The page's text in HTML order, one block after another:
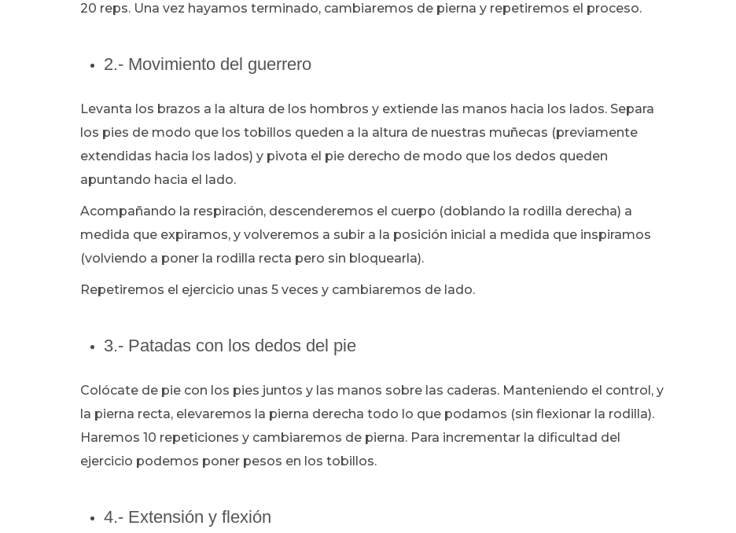
20 reps. Una vez hayamos terminado, cambiaremos de pierna y repetiremos el proceso.
2.- Movimiento del guerrero
Levanta los brazos a la altura de los hombros y extiende las manos hacia los lados. Separa
los pies de modo que los tobillos queden a la altura de nuestras muñecas (previamente
extendidas hacia los lados) y pivota el pie derecho de modo que los dedos queden
apuntando hacia el lado.
Acompañando la respiración, descenderemos el cuerpo (doblando la rodilla derecha) a
medida que expiramos, y volveremos a subir a la posición inicial a medida que inspiramos
(volviendo a poner la rodilla recta pero sin bloquearla).
Repetiremos el ejercicio unas 5 veces y cambiaremos de lado.
3.- Patadas con los dedos del pie
Colócate de pie con los pies juntos y las manos sobre las caderas. Manteniendo el control, y
la pierna recta, elevaremos la pierna derecha todo lo que podamos (sin flexionar la rodilla).
Haremos 10 repeticiones y cambiaremos de pierna. Para incrementar la dificultad del
ejercicio podemos poner pesos en los tobillos.
4.- Extensión y flexión